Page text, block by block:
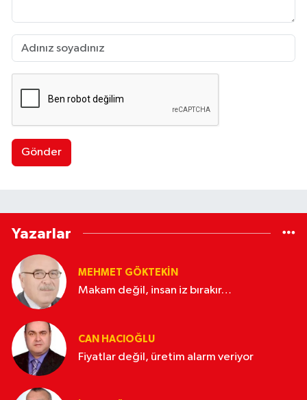
Gönder
Yazarlar
MEHMET GÖKTEKIN
Makam değil, insan iz bırakır…
CAN HACIOĞLU
Fiyatlar değil, üretim alarm veriyor